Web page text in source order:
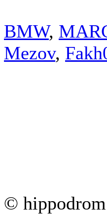
BMW,
Mezov,
©